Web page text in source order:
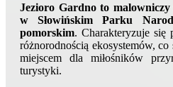
Jezioro Gardno to
w Słowińskim Parku
pomorskim. Charakteryzuje się
różnorodnością ekosystemów,
miejscem dla miłośników
turystyki.